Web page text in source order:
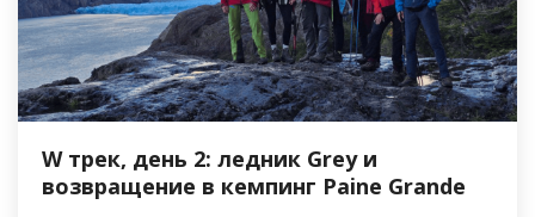
W трек, день 2: ледник Grey и
возвращение в кемпинг Paine Grande